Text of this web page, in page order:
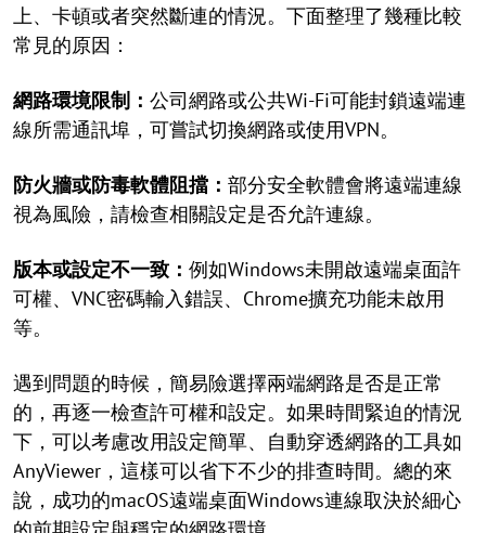
上、卡頓或者突然斷連的情況。下面整理了幾種比較
常見的原因：
網路環境限制： 公司網路或公共Wi-Fi可能封鎖遠端連
線所需通訊埠，可嘗試切換網路或使用VPN。
防火牆或防毒軟體阻擋： 部分安全軟體會將遠端連線
視為風險，請檢查相關設定是否允許連線。
版本或設定不一致： 例如Windows未開啟遠端桌面許
可權、VNC密碼輸入錯誤、Chrome擴充功能未啟用
等。
遇到問題的時候，簡易險選擇兩端網路是否是正常
的，再逐一檢查許可權和設定。如果時間緊迫的情況
下，可以考慮改用設定簡單、自動穿透網路的工具如
AnyViewer，這樣可以省下不少的排查時間。總的來
說，成功的macOS遠端桌面Windows連線取決於細心